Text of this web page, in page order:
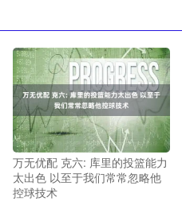
万无优配 克六: 库里的投篮能力
太出色 以至于我们常常忽略他
控球技术